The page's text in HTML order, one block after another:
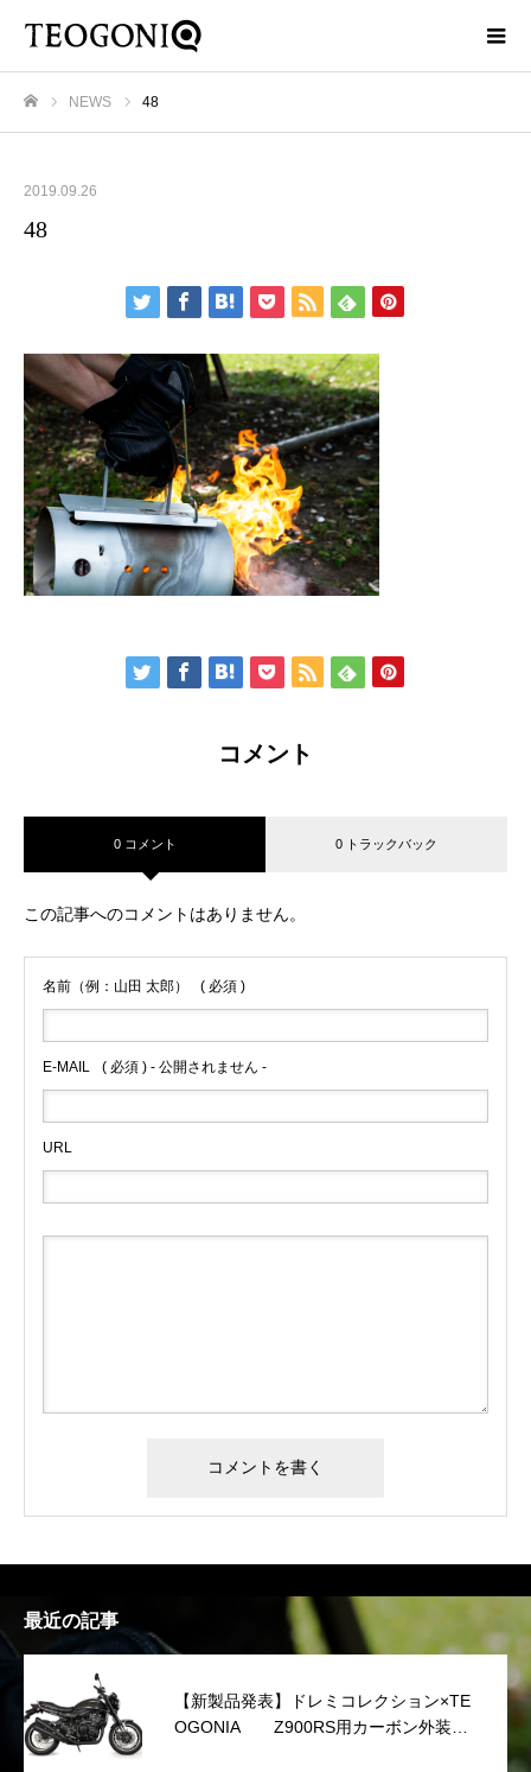
NEWS 48
2019.09.26
48
コメント
0 コメント 0 トラックバック
この記事へのコメントはありません。
名前（例：山田 太郎） ( 必須 )
E-MAIL ( 必須 ) - 公開されません -
URL
最近の記事
【新製品発表】ドレミコレクション×TE
OGONIA Z900RS用カーボン外装シ